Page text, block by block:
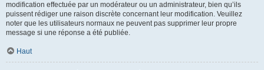
modification effectuée par un modérateur ou un administrateur, bien qu’ils
puissent rédiger une raison discrète concernant leur modification. Veuillez
noter que les utilisateurs normaux ne peuvent pas supprimer leur propre
message si une réponse a été publiée.
Haut